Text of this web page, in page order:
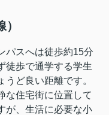
パスへは徒歩約15分
徒歩で通学する学生
ど良い距離です。
な住宅街に位置して
が、生活に必要な小